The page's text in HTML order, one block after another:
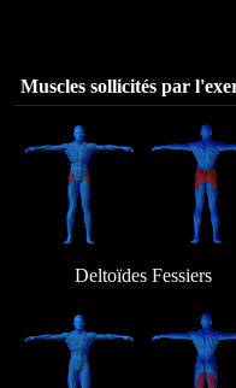
Muscles sollicités par
Deltoïdes Fessiers